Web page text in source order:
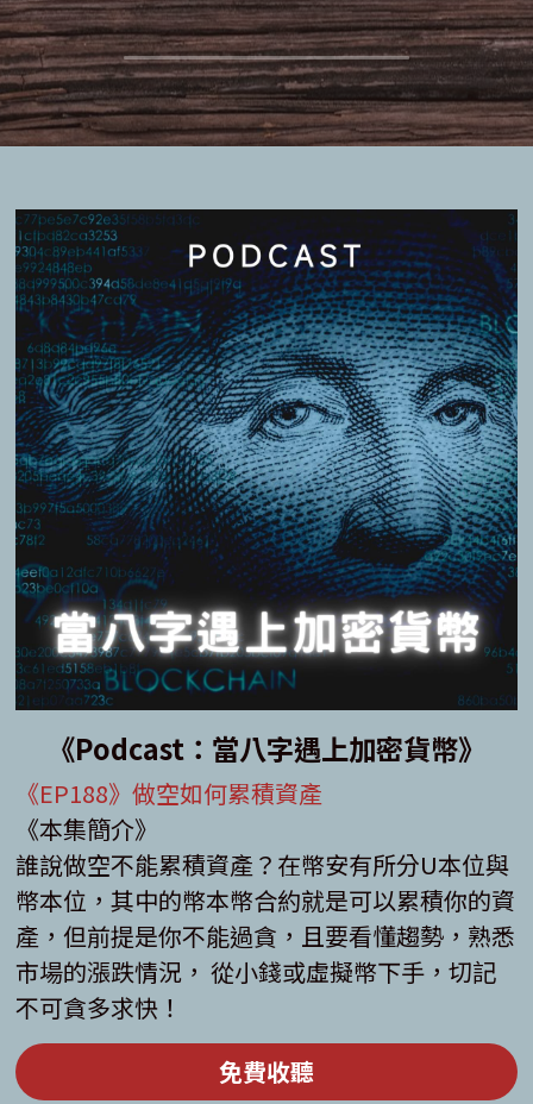
《Podcast：當八字遇上加密貨幣》
《EP188》做空如何累積資產
《本集簡介》
誰說做空不能累積資產？在幣安有所分U本位與
幣本位，其中的幣本幣合約就是可以累積你的資
產，但前提是你不能過貪，且要看懂趨勢，熟悉
市場的漲跌情況， 從小錢或虛擬幣下手，切記
不可貪多求快！
免費收聽